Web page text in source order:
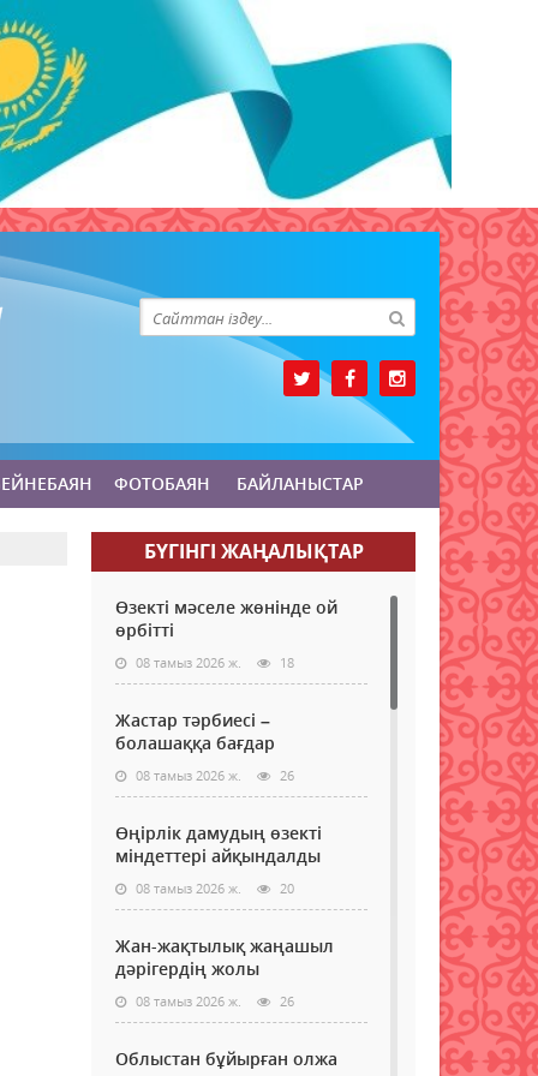
ФОТОБАЯН БАЙЛАНЫСТАР
БҮГІНГI ЖАҢАЛЫҚТАР
Өзекті мәселе жөнінде ой
өрбітті
08 тамыз 2026 ж. 18
Жастар тәрбиесі –
болашаққа бағдар
08 тамыз 2026 ж. 26
Өңірлік дамудың өзекті
міндеттері айқындалды
08 тамыз 2026 ж. 20
Жан-жақтылық жаңашыл
дәрігердің жолы
08 тамыз 2026 ж. 26
Облыстан бұйырған олжа